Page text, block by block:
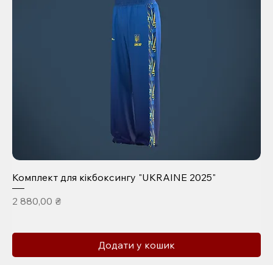
Комплект для кікбоксингу "UKRAINE 2025"
Ціна
2 880,00 ₴
Додати у кошик